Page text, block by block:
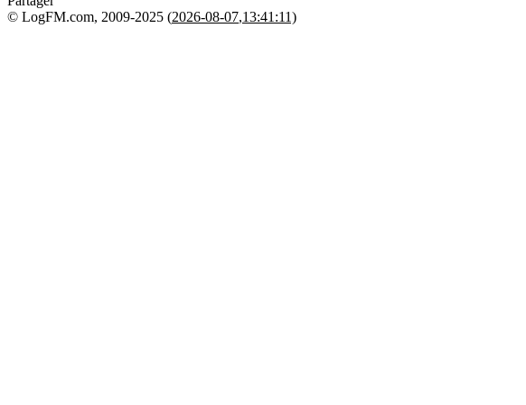
© LogFM.com, 2009-2025 (2026-08-07,13:41:11)